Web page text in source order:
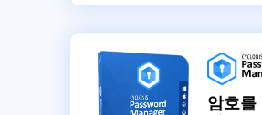
암호를